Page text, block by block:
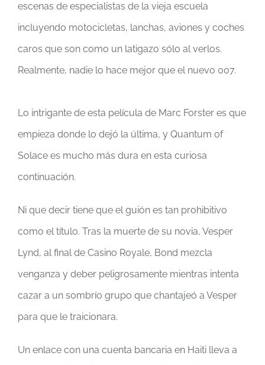
escenas de especialistas de la vieja escuela
incluyendo motocicletas, lanchas, aviones y coches
caros que son como un latigazo sólo al verlos.
Realmente, nadie lo hace mejor que el nuevo 007.
Lo intrigante de esta película de Marc Forster es que
empieza donde lo dejó la última, y Quantum of
Solace es mucho más dura en esta curiosa
continuación.
Ni que decir tiene que el guión es tan prohibitivo
como el título. Tras la muerte de su novia, Vesper
Lynd, al final de Casino Royale, Bond mezcla
venganza y deber peligrosamente mientras intenta
cazar a un sombrío grupo que chantajeó a Vesper
para que le traicionara.
Un enlace con una cuenta bancaria en Haiti lleva a